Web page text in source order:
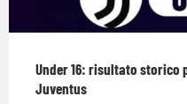
Under 16: risultato storico
Juventus